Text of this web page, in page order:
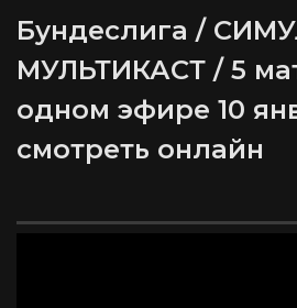
Бундеслига /
МУЛЬТИКАСТ / 5
одном эфире 10
смотреть онлайн